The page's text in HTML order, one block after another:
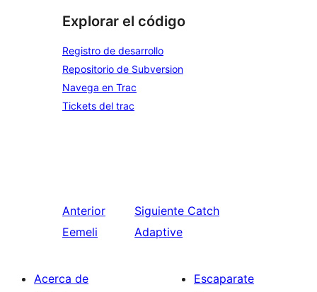
Explorar el código
Registro de desarrollo
Repositorio de Subversion
Navega en Trac
Tickets del trac
Anterior
Eemeli
Siguiente Catch
Adaptive
Acerca de
Escaparate